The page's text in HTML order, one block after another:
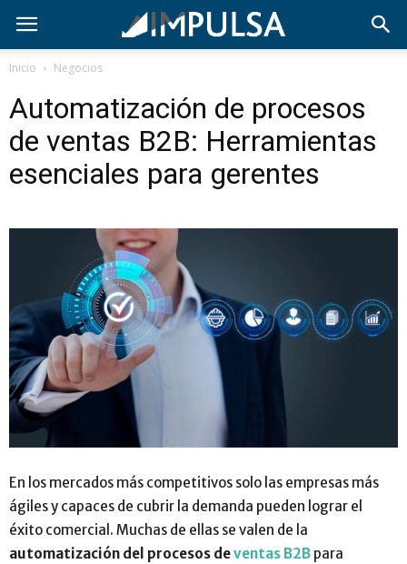
Inicio Negocios
Automatización de procesos
de ventas B2B: Herramientas
esenciales para gerentes
En los mercados más competitivos solo las empresas más
ágiles y capaces de cubrir la demanda pueden lograr el
éxito comercial. Muchas de ellas se valen de la
automatización del procesos deventas B2B para